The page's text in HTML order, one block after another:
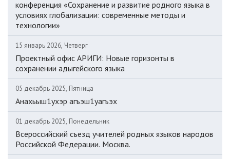
конференция «Сохранение и развитие родного языка в
условиях глобализации: современные методы и
технологии»
15 январь 2026, Четверг
Проектный офис АРИГИ: Новые горизонты в
сохранении адыгейского языка
05 декабрь 2025, Пятница
Анахьыш1ухэр агъэш1уагъэх
01 декабрь 2025, Понедельник
Всероссийский съезд учителей родных языков народов
Российской Федерации. Москва.